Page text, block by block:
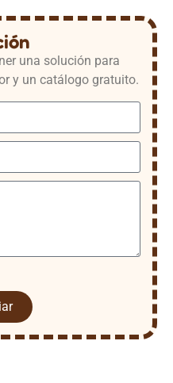
una solución para
y un catálogo gratuito.